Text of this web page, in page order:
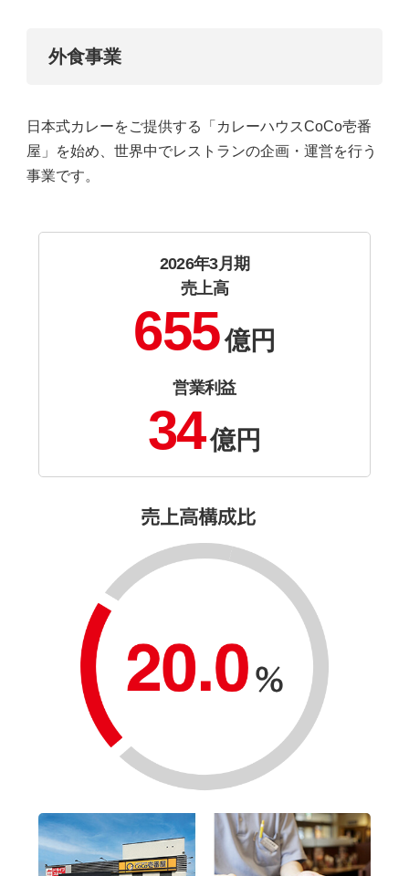
外食事業
日本式カレーをご提供する「カレーハウスCoCo壱番
屋」を始め、世界中でレストランの企画・運営を行う
事業です。
2026年3月期
売上高
655億円
営業利益
34億円